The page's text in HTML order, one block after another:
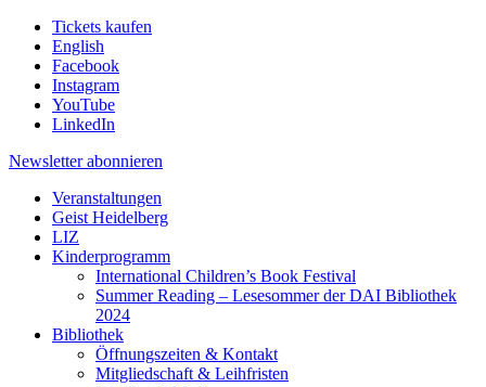
Tickets kaufen
English
Facebook
Instagram
YouTube
LinkedIn
Newsletter abonnieren
Veranstaltungen
Geist Heidelberg
LIZ
Kinderprogramm
International Children’s Book Festival
Summer Reading – Lesesommer der DAI Bibliothek
2024
Bibliothek
Öffnungszeiten & Kontakt
Mitgliedschaft & Leihfristen